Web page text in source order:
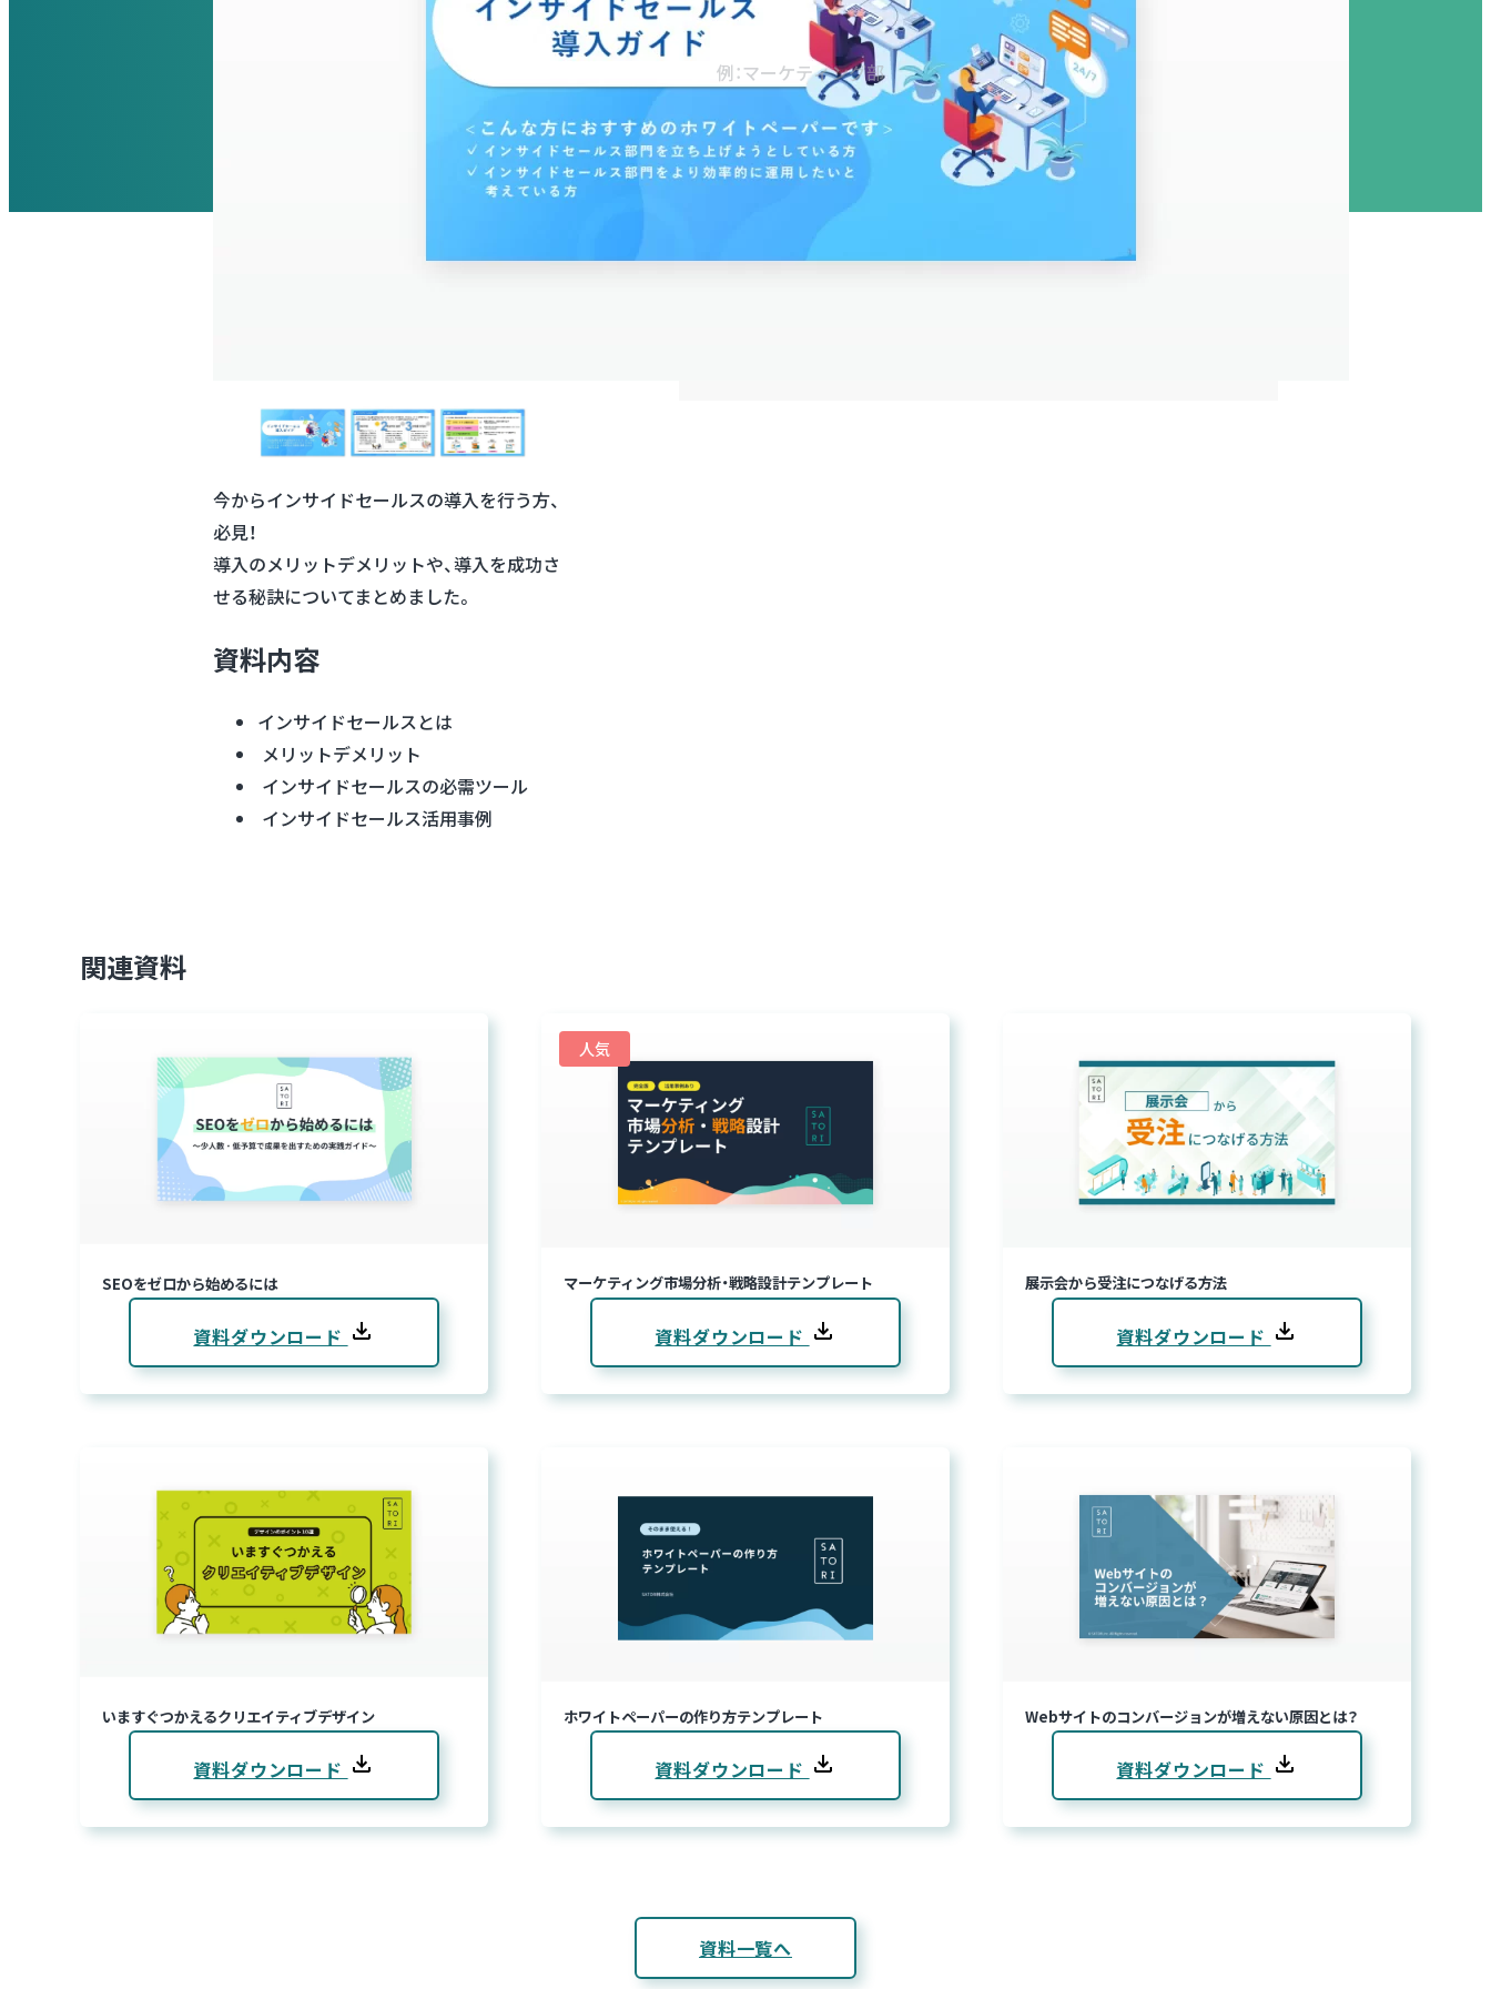
今からインサイドセールスの導入を行う方、
必見！
導入のメリットデメリットや、導入を成功さ
せる秘訣についてまとめました。
資料内容
インサイドセールスとは
メリットデメリット
インサイドセールスの必需ツール
インサイドセールス活用事例
役職 必須
プライバシーポリシーに同意する 必須
関連資料
SEOをゼロから始めるには
資料ダウンロード
人気
マーケティング市場分析・戦略設計テンプレート
資料ダウンロード
展示会から受注につなげる方法
資料ダウンロード
いますぐつかえるクリエイティブデザイン
資料ダウンロード
ホワイトペーパーの作り方テンプレート
資料ダウンロード
Webサイトのコンバージョンが増えない原因とは？
資料ダウンロード
資料一覧へ